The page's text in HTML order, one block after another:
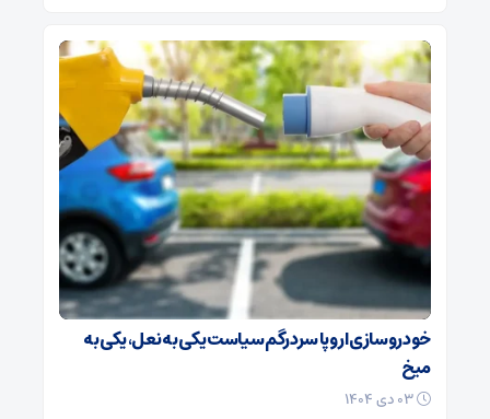
خودروسازی اروپا سردرگم سیاست یکی به نعل، یکی به
میخ